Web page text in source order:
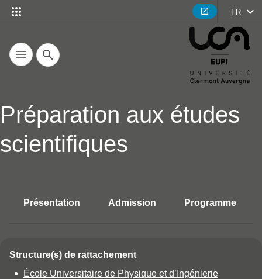
FR
Recherche
Préparation aux études
scientifiques
Accéder aux sections de la
Présentation Admission Programme
Détails
Structure(s) de rattachement
École Universitaire de Physique et d’Ingénierie